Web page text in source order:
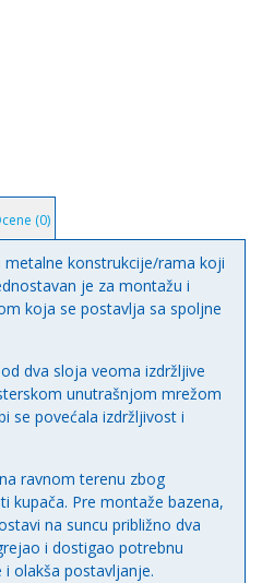
(0)
konstrukcije/rama koji
je za montažu i
koja se postavlja sa spoljne
dva sloja veoma izdržljive
unutrašnjom mrežom
se povećala izdržljivost i
ravnom terenu zbog
kupača. Pre montaže bazena,
na suncu približno dva
i dostigao potrebnu
olakša postavljanje.